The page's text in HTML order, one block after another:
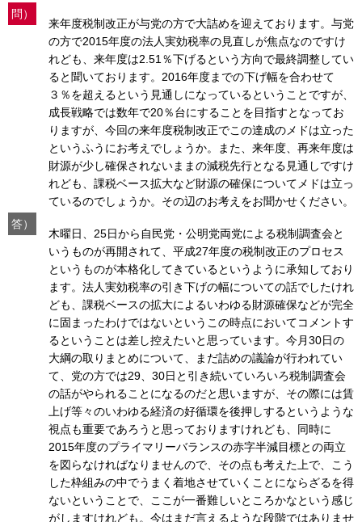
問）
来年度税制改正が与党の方で大詰めを迎えております。与党
の方で2015年度の法人実効税率の見直しが焦点なのですけ
れども、来年度は2.51％下げるという方向で最終調整してい
ると聞いております。2016年度までの下げ幅を合わせて
３％を超えるという見通しになっているということですが、
成長戦略では数年で20％台にすることを目指すとなってお
りますが、今回の来年度税制改正でこの達成のメドは立った
というふうにお考えでしょうか。また、来年度、再来年度は
財源が少し確保されないままの減税先行となる見通しですけ
れども、課税ベース拡大など財源の確保についてメドは立っ
ているのでしょうか。その辺のお考えをお聞かせください。
答）
木曜日、25日から自民党・公明党両党による税制調査会と
いうものが再開されて、平成27年度の税制改正のプロセス
というものが本格化してきているというように承知しており
ます。法人実効税率の引き下げの幅についての話でしたけれ
ども、課税ベースの拡大によるいわゆる財源確保などが完全
に固まったわけではないというこの時点においてコメントす
るということは差し控えたいと思っています。今月30日の
大綱の取りまとめについて、まだ詰めの議論が行われてい
て、党の方では29、30日と引き続いていろいろ税制調査会
の話がやられることになるのだと思いますが、その際には賃
上げ等々のいわゆる経済の好循環を後押しするというような
視点も重要であろうと思っておりますけれども、同時に
2015年度のプライマリーバランスの赤字半減目標との両立
を図らなければなりませんので、その点も考えた上で、こう
した枠組みの中でうまく着地させていくことにならざるを得
ないということで、ここが一番難しいところかなという感じ
がしますけれども。今はまだ言えるような段階ではありませ